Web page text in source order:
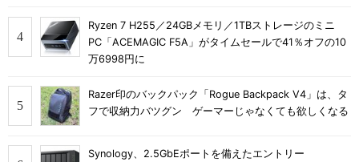
Ryzen 7 H255／24GBメモリ／1TBストレージのミニ
PC「ACEMAGIC F5A」がタイムセールで41％オフの10
万6998円に
Razer印のバックパック「Rogue Backpack V4」は、タ
フで収納力バツグン ゲーマーじゃなくても欲しくなる
Synology、2.5GbEポートを備えたエントリー